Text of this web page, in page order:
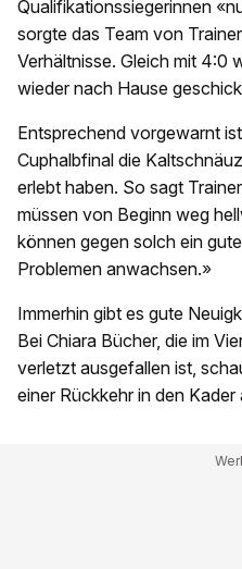
Qualifikationssiegerinnen
sorgte das Team von
Verhältnisse. Gleich mit 4:0
wieder nach Hause
Entsprechend vorgewarnt
Cuphalbfinal die
erlebt haben. So sagt
müssen von Beginn weg
können gegen solch ein
Problemen anwachsen.»
Immerhin gibt es gute
Bei Chiara Bücher, die im
verletzt ausgefallen ist,
einer Rückkehr in den Kader